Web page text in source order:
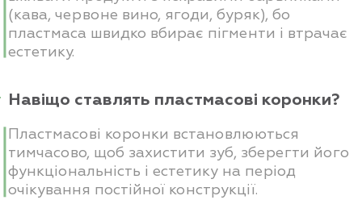
(кава, червоне вино, ягоди, буряк), бо
пластмаса швидко вбирає пігменти і втрачає
естетику.
Навіщо ставлять пластмасові коронки?
Пластмасові коронки встановлюються
тимчасово, щоб захистити зуб, зберегти його
функціональність і естетику на період
очікування постійної конструкції.